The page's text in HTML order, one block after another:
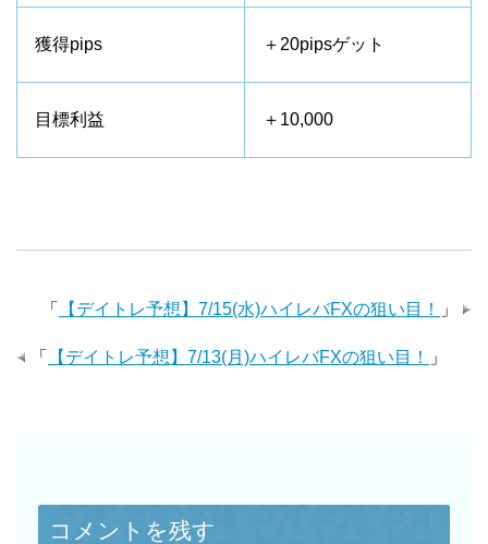
獲得pips ＋20pipsゲット
目標利益 ＋10,000
「 【デイトレ予想】7/15(水)ハイレバFXの狙い目！ 」
「 【デイトレ予想】7/13(月)ハイレバFXの狙い目！ 」
コメントを残す